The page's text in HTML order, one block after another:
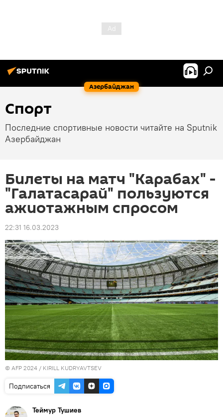
Азербайджан
Спорт
Последние спортивные новости читайте на Sputnik
Азербайджан
Билеты на матч "Карабах" -
"Галатасарай" пользуются
ажиотажным спросом
22:31 16.03.2023
© AFP 2024 / KIRILL KUDRYAVTSEV
Подписаться
Теймур Тушиев